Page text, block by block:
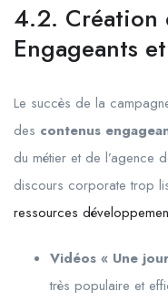
4.2. Création
Engageants
Le succès de la
des contenus
du métier et de l’agence
discours corporate trop
ressources
Vidéos « Une
très populaire et